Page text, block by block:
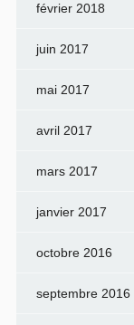
février 2018
juin 2017
mai 2017
avril 2017
mars 2017
janvier 2017
octobre 2016
septembre 2016